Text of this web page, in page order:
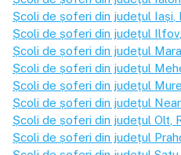
Școli de șoferi din județul Iași
Școli de șoferi din județul Ilfov
Școli de șoferi din județul
Școli de șoferi din județul
Școli de șoferi din județul
Școli de șoferi din județul
Școli de șoferi din județul Olt ,
Școli de șoferi din județul